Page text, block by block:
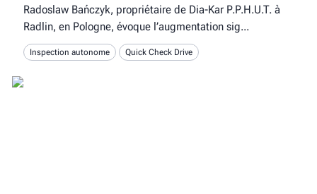
Radoslaw Bańczyk, propriétaire de Dia-Kar P.P.H.U.T. à
Radlin, en Pologne, évoque l’augmentation sig
Inspection autonome Quick Check Drive